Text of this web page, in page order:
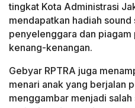
tingkat Kota Administrasi
mendapatkan hadiah sound
penyelenggara dan
kenang-kenangan.
Gebyar RPTRA juga
menari anak yang berjalan
menggambar menjadi